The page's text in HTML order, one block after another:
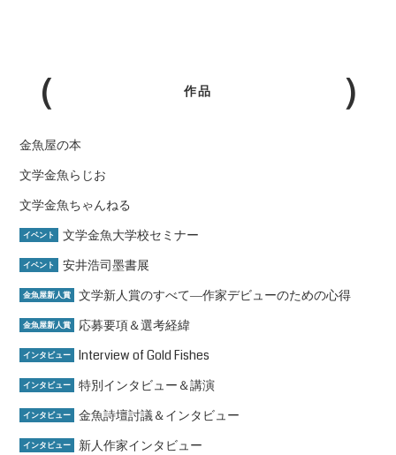
作品
金魚屋の本
文学金魚らじお
文学金魚ちゃんねる
イベント 文学金魚大学校セミナー
イベント 安井浩司墨書展
金魚屋新人賞 文学新人賞のすべて―作家デビューのための心得
金魚屋新人賞 応募要項＆選考経緯
インタビュー Interview of Gold Fishes
インタビュー 特別インタビュー＆講演
インタビュー 金魚詩壇討議＆インタビュー
インタビュー 新人作家インタビュー